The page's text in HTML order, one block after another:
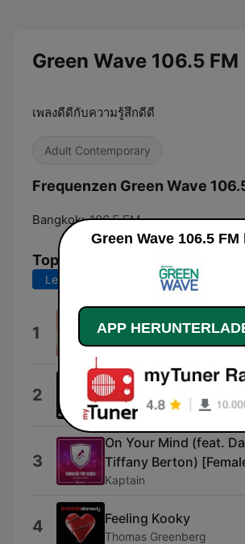
Green Wave 106.5 FM
เพลงดีดีกับความรู้สึกดีดี
Adult Contemporary
Frequenzen Green Wave
Bangkok: 106.5 FM
Top-Songs
Letzte 7 Tage Letzte 30 Tage
1 Dance of the Sugar
Kashido
2 Girls, Girls, Girls
Alex Wilson
3
On Your Mind (feat.
Tiffany Berton)
Kaptain
4 Feeling Kooky
Thomas Greenberg
Green Wave 106.5 FM
APP